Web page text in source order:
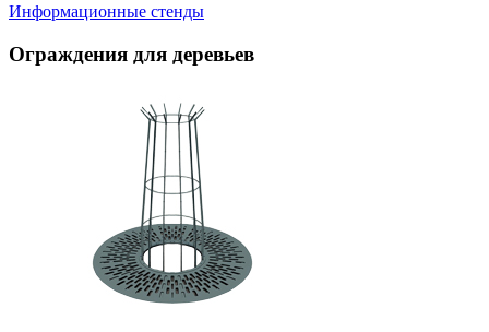
Информационные стенды
Ограждения для деревьев